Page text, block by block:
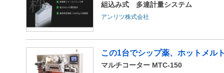
組込み式 多連計量システム
アンリツ株式会社
この1台でシップ薬、ホットメル
マルチコーター MTC-150